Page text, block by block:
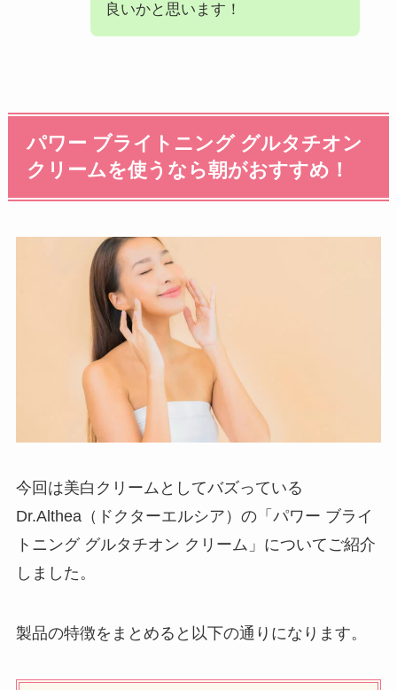
良いかと思います！
パワー ブライトニング グルタチオン
クリームを使うなら朝がおすすめ！
今回は美白クリームとしてバズっている
Dr.Althea（ドクターエルシア）の「パワー ブライ
トニング グルタチオン クリーム」についてご紹介
しました。
製品の特徴をまとめると以下の通りになります。